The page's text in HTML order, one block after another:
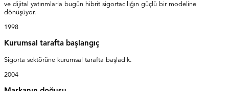
ve dijital yatırımlarla bugün hibrit sigortacılığın güçlü bir modeline
dönüşüyor.
1998
Kurumsal tarafta başlangıç
Sigorta sektörüne kurumsal tarafta başladık.
2004